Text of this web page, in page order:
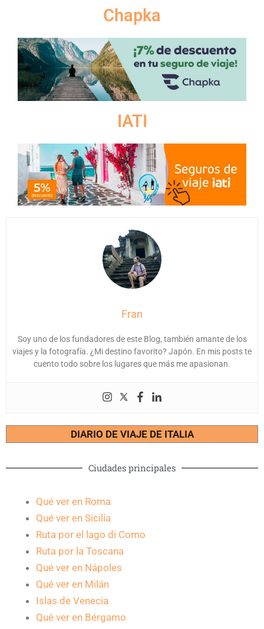
Chapka
IATI
Fran
Soy uno de los fundadores de este Blog, también amante de los
viajes y la fotografía. ¿Mi destino favorito? Japón. En mis posts te
cuento todo sobre los lugares que más me apasionan.
DIARIO DE VIAJE DE ITALIA
Ciudades principales
Qué ver en Roma
Qué ver en Sicilia
Ruta por el lago di Como
Ruta por la Toscana
Qué ver en Nápoles
Qué ver en Milán
Islas de Venecia
Qué ver en Bérgamo